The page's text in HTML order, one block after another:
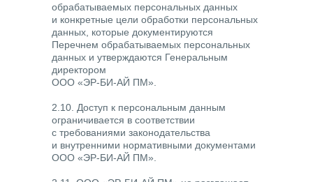
обрабатываемых персональных данных
и конкретные цели обработки персональных
данных, которые документируются
Перечнем обрабатываемых персональных
данных и утверждаются Генеральным
директором
ООО «ЭР-БИ-АЙ ПМ».
2.10. Доступ к персональным данным
ограничивается в соответствии
с требованиями законодательства
и внутренними нормативными документами
ООО «ЭР-БИ-АЙ ПМ».